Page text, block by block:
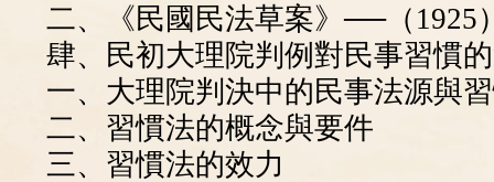
二、《民國民法草案》──（1925
肆、民初大理院判例對民事習慣
一、大理院判決中的民事法源與
二、習慣法的概念與要件
三、習慣法的效力